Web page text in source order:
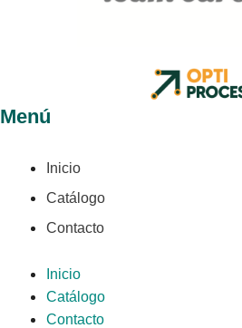
Menú
Inicio
Catálogo
Contacto
Inicio
Catálogo
Contacto